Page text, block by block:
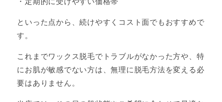
といった点から、続けやすくコスト面でもおすすめで
す。
これまでワックス脱毛でトラブルがなかった方や、特
にお肌が敏感でない方は、無理に脱毛方法を変える必
要はありません。